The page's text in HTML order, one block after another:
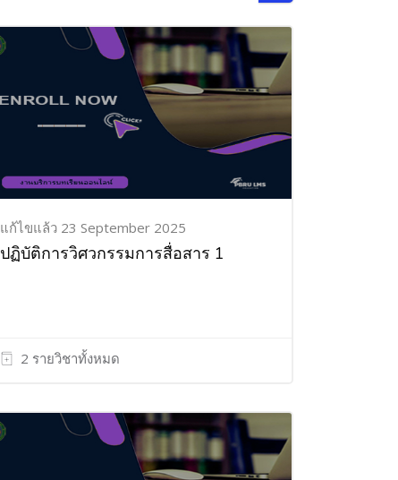
แก้ไขแล้ว 23 September 2025
ปฏิบัติการวิศวกรรมการสื่อสาร 1
2 รายวิชาทั้งหมด